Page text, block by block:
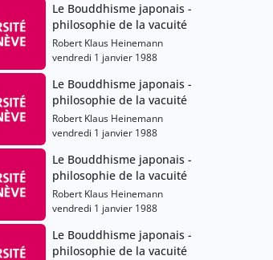
Le Bouddhisme japonais -
philosophie de la vacuité
Robert Klaus Heinemann
vendredi 1 janvier 1988
Le Bouddhisme japonais -
philosophie de la vacuité
Robert Klaus Heinemann
vendredi 1 janvier 1988
Le Bouddhisme japonais -
philosophie de la vacuité
Robert Klaus Heinemann
vendredi 1 janvier 1988
Le Bouddhisme japonais -
philosophie de la vacuité